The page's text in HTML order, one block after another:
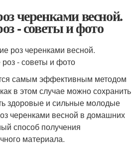
черенками весной.
- советы и фото
самым эффективным методом
в этом случае можно сохранить
здоровые и сильные молодые
черенками весной в домашних
способ получения
материала.